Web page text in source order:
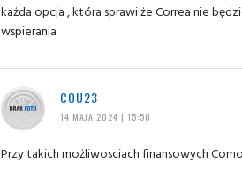
każda opcja , która sprawi że Correa nie
wspierania
COU23
14 MAJA 2024 | 15:50
Przy takich możliwosciach finansowych